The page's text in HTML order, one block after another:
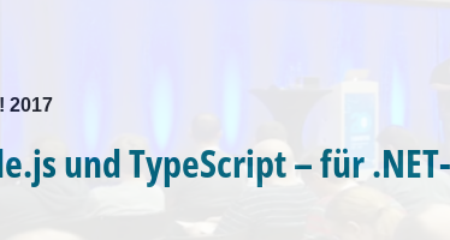
2017
und TypeScript – für .NET-